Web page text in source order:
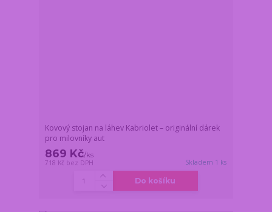
Kovový stojan na láhev Kabriolet – originální dárek
pro milovníky aut
869 Kč/ks
718 Kč bez DPH Skladem 1 ks
Do košíku